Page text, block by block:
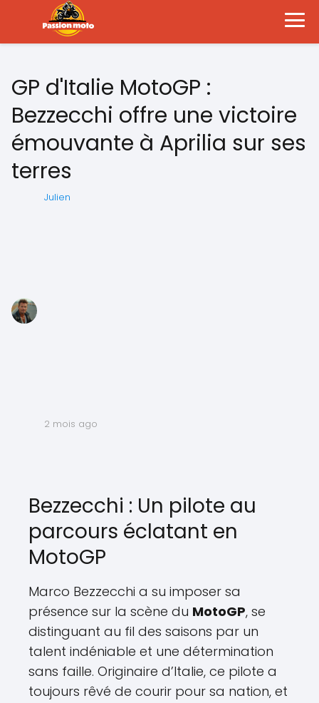
GP d'Italie MotoGP :
Bezzecchi offre une victoire
émouvante à Aprilia sur ses
terres
Julien
2 mois ago
Bezzecchi : Un pilote au
parcours éclatant en
MotoGP
Marco Bezzecchi a su imposer sa
présence sur la scène du MotoGP, se
distinguant au fil des saisons par un
talent indéniable et une détermination
sans faille. Originaire d’Italie, ce pilote a
toujours rêvé de courir pour sa nation, et